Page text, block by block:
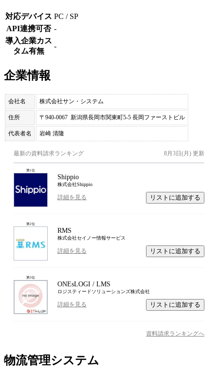
対応デバイス PC / SP
API連携可否 -
導入企業カス
タム有無
-
企業情報
会社名 株式会社サン・システム
住所 〒940-0067 新潟県長岡市関東町5-5 長岡ファーストビル
代表者名 岩崎 清隆
最新の資料請求ランキング 8月3日(月) 更新
第1位
Shippio
株式会社Shippio
詳細を見る リストに追加する
第2位
RMS
株式会社セイノー情報サービス
詳細を見る リストに追加する
第3位
ONEsLOGI / LMS
ロジスティードソリューションズ株式会社
詳細を見る リストに追加する
資料請求ランキングへ
物流管理システム